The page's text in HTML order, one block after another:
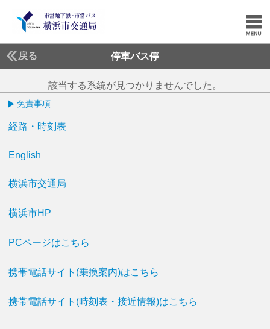
戻る 停車バス停
該当する系統が見つかりませんでした。
免責事項
経路・時刻表
English
横浜市交通局
横浜市HP
PCページはこちら
携帯電話サイト(乗換案内)はこちら
携帯電話サイト(時刻表・接近情報)はこちら